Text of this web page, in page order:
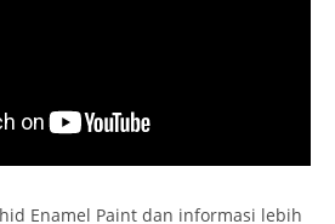
Enamel Paint dan informasi lebih